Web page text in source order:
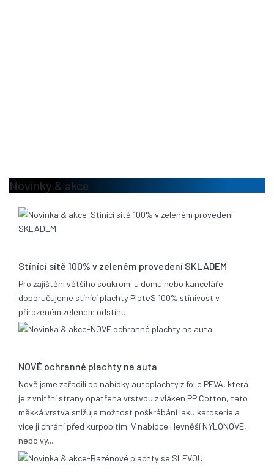
Novinky & akce
Stínící sítě 100% v zeleném provedení SKLADEM
Pro zajištění většího soukromí u domu nebo kanceláře
doporučujeme stínící plachty PloteS 100% stínivost v
přirozeném zeleném odstínu.
NOVÉ ochranné plachty na auta
Nově jsme zařadili do nabídky autoplachty z folie PEVA, která
je z vnitřní strany opatřena vrstvou z vláken PP Cotton, tato
měkká vrstva snižuje možnost poškrábání laku karoserie a
více ji chrání před kurpobitím. V nabídce i levněší NYLONOVÉ,
nebo vy...